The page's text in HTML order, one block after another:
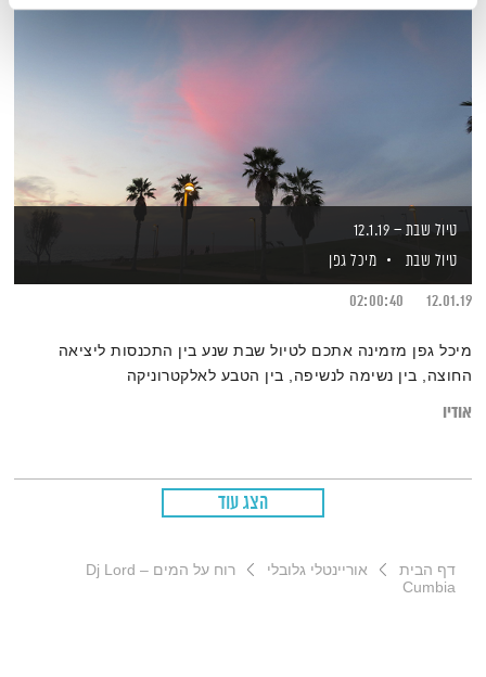
טיול שבת – 12.1.19
טיול שבת
מיכל גפן
12.01.19
02:00:40
מיכל גפן מזמינה אתכם לטיול שבת שנע בין התכנסות ליציאה
החוצה, בין נשימה לנשיפה, בין הטבע לאלקטרוניקה
אודיו
הצג עוד
דף הבית אוריינטלי גלובלי
רוח על המים – Dj Lord
Cumbia